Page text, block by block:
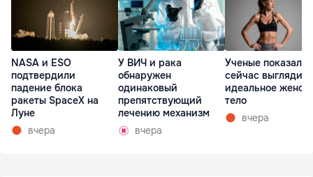
NASA и ESO
подтвердили
падение блока
ракеты SpaceX на
Луне
вчера
У ВИЧ и рака
обнаружен
одинаковый
препятствующий
лечению механизм
вчера
Ученые показали,
сейчас выглядит
идеальное
тело
вчера